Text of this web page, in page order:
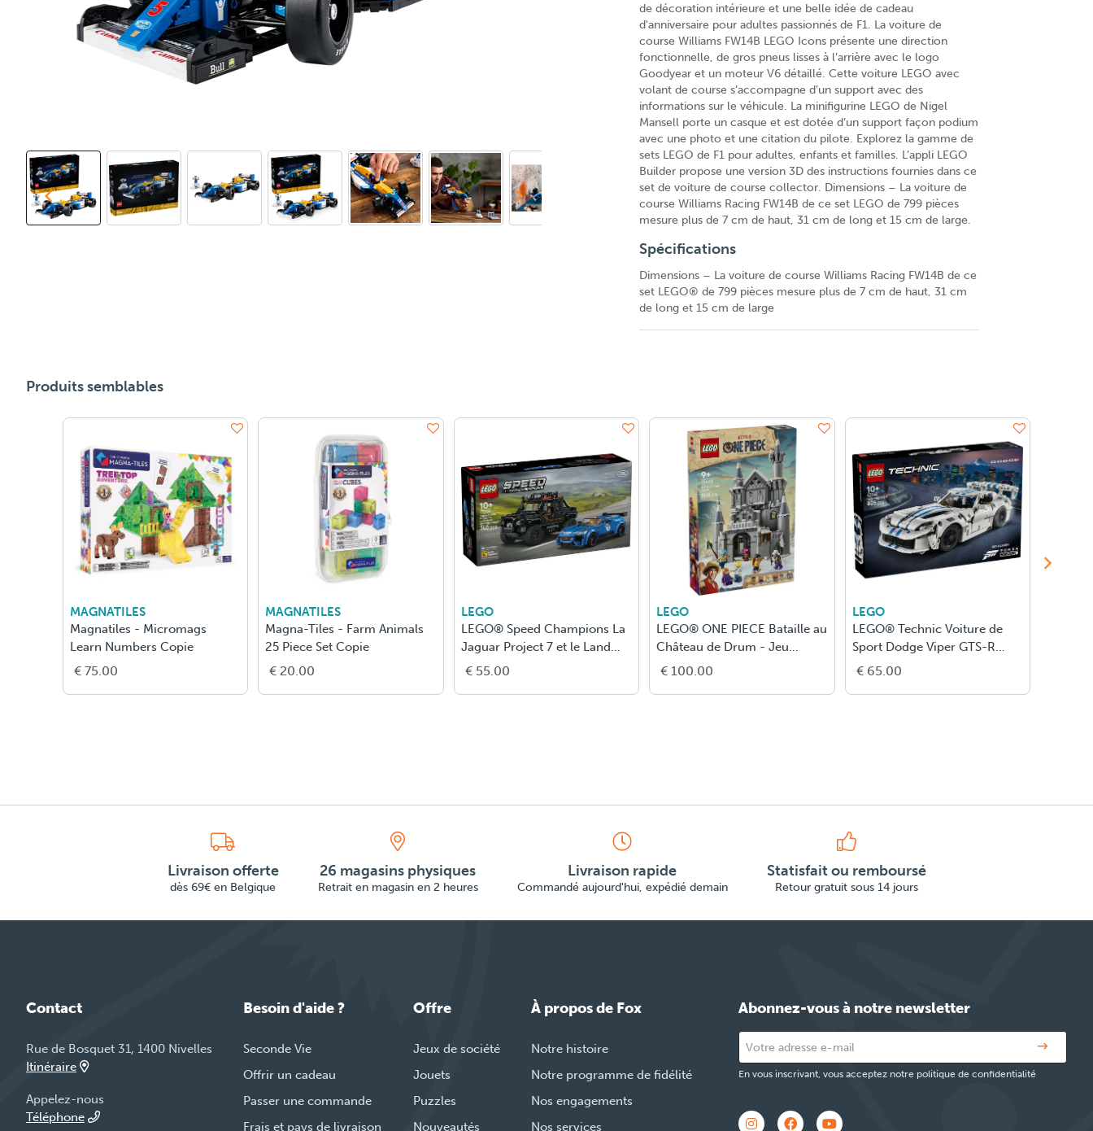
de décoration intérieure et une belle idée de cadeau
d'anniversaire pour adultes passionnés de F1. La voiture de
course Williams FW14B LEGO Icons présente une direction
fonctionnelle, de gros pneus lisses à l’arrière avec le logo
Goodyear et un moteur V6 détaillé. Cette voiture LEGO avec
volant de course s’accompagne d’un support avec des
informations sur le véhicule. La minifigurine LEGO de Nigel
Mansell porte un casque et est dotée d’un support façon podium
avec une photo et une citation du pilote. Explorez la gamme de
sets LEGO de F1 pour adultes, enfants et familles. L’appli LEGO
Builder propose une version 3D des instructions fournies dans ce
set de voiture de course collector. Dimensions – La voiture de
course Williams Racing FW14B de ce set LEGO de 799 pièces
mesure plus de 7 cm de haut, 31 cm de long et 15 cm de large.
Spécifications
Dimensions – La voiture de course Williams Racing FW14B de ce
set LEGO® de 799 pièces mesure plus de 7 cm de haut, 31 cm
de long et 15 cm de large
Produits semblables
MAGNATILES
Magnatiles - Micromags
Learn Numbers Copie
€ 75.00
MAGNATILES
Magna-Tiles - Farm Animals
25 Piece Set Copie
€ 20.00
LEGO
LEGO® Speed Champions La
Jaguar Project 7 et le Land
Rover Defender 77264
€ 55.00
LEGO
LEGO® ONE PIECE Bataille au
Château de Drum - Jeu
d’Imagination 75645
€ 100.00
LEGO
LEGO® Technic Voiture de
Sport Dodge Viper GTS-R
42234
€ 65.00
Livraison offerte
dès 69€ en Belgique
26 magasins physiques
Retrait en magasin en 2 heures
Livraison rapide
Commandé aujourd'hui, expédié demain
Statisfait ou remboursé
Retour gratuit sous 14 jours
Contact
Rue de Bosquet 31, 1400 Nivelles
Itinéraire
Appelez-nous
Téléphone
Besoin d'aide ?
Seconde Vie
Offrir un cadeau
Passer une commande
Frais et pays de livraison
Offre
Jeux de société
Jouets
Puzzles
Nouveautés
À propos de Fox
Notre histoire
Notre programme de fidélité
Nos engagements
Nos services
Abonnez-vous à notre newsletter
En vous inscrivant, vous acceptez notre politique de confidentialité